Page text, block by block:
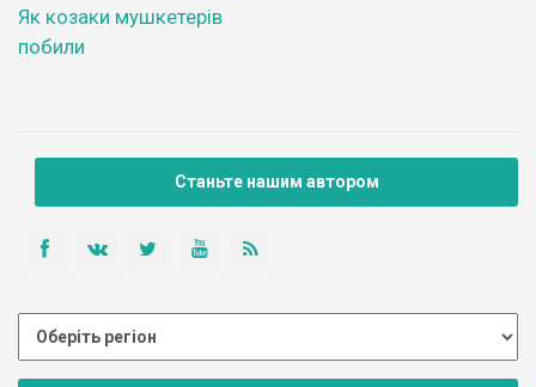
Як козаки мушкетерів
побили
Станьте нашим автором